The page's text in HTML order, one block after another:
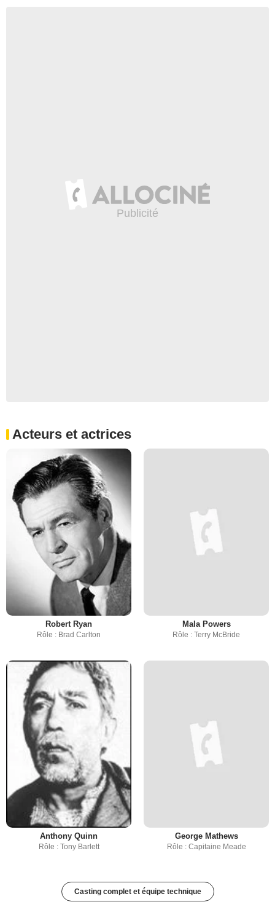
Acteurs et actrices
Robert Ryan
Rôle : Brad Carlton
Mala Powers
Rôle : Terry McBride
Anthony Quinn
Rôle : Tony Barlett
George Mathews
Rôle : Capitaine Meade
Casting complet et équipe technique